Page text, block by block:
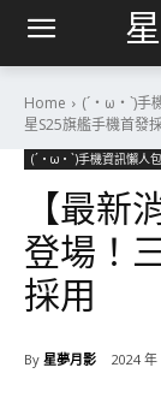
Home (´・ω・`)手
星S25旗艦手機首發
(´・ω・`)手機資訊懶人包
【最新
登場！
採用
By 星夢月影 2024 年